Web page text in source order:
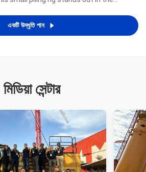
making it an ideal ...
একটি উদ্ধৃতি পান
মিডিয়া সেন্টার